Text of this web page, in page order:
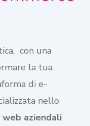
con una
la tua
di e-
nello
aziendali